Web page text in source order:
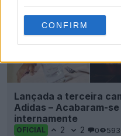
CONFIRM
Lançada a terceira
Adidas – Acabaram-
internamente
OFICIAL 2 2 0 593